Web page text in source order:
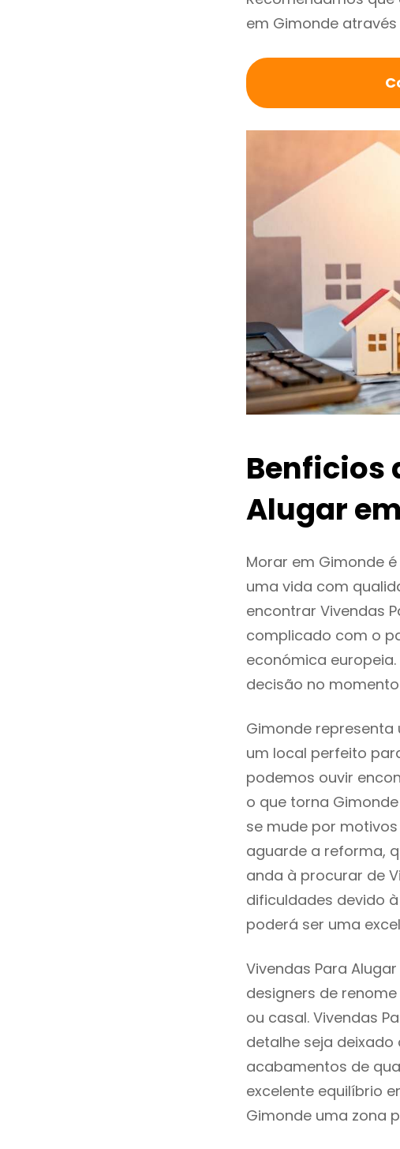
em Gimonde
Benficios
Alugar
Morar em Gimonde
uma vida com
encontrar Vivendas
complicado com o
económica
decisão no
Gimonde
um local perfeito
podemos ouvir
o que torna
se mude por
aguarde a reforma,
anda à procurar de
dificuldades devido
poderá ser uma
Vivendas Para
designers de
ou casal. Vivendas
detalhe seja deixado
acabamentos de
excelente equilíbrio
Gimonde uma zona